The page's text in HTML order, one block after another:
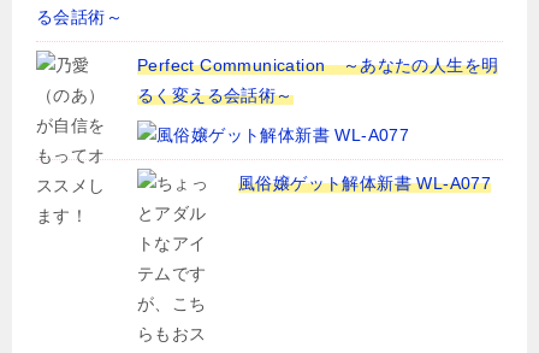
Perfect Communication ～あなたの人生を明
るく変える会話術～
風俗嬢ゲット解体新書 WL-A077